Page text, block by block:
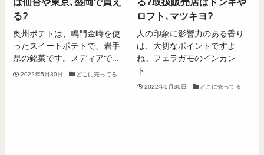
る?
奥州ポテトは、鳴門金時を使
ったスイートポテトで、岩手
県の銘菓です。メディアで...
2022年5月30日 どこに売ってる
ロフト､マツキヨ?
人の印象に影響力のある香り
は、大切なポイントですよ
ね。フェラガモのインカン
ト...
2022年5月30日 どこに売ってる